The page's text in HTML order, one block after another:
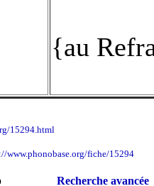
{au
15294.html
www.phonobase.org/fiche/15294
Recherche avancée